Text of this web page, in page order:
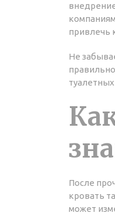
привлечь
Не
После
кровать
может